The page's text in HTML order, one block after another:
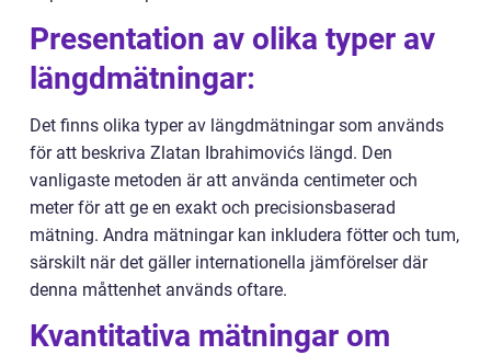
Presentation av olika typer av
längdmätningar:
Det finns olika typer av längdmätningar som används
för att beskriva Zlatan Ibrahimovićs längd. Den
vanligaste metoden är att använda centimeter och
meter för att ge en exakt och precisionsbaserad
mätning. Andra mätningar kan inkludera fötter och tum,
särskilt när det gäller internationella jämförelser där
denna måttenhet används oftare.
Kvantitativa mätningar om